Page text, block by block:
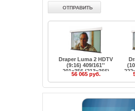
Draper Luma 2 HDTV
(9:16) 409/161''
201x356 (213x366)
HCG
56 065 руб.